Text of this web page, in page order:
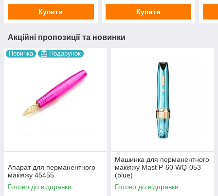
Купити Купити
Акційні пропозиції та новинки
Новинка Подарунок
Апарат для перманентного
макіяжу 45455
Готово до відправки
Машинка для перманентного
макіяжу Mast P-60 WQ-053
(blue)
Готово до відправки